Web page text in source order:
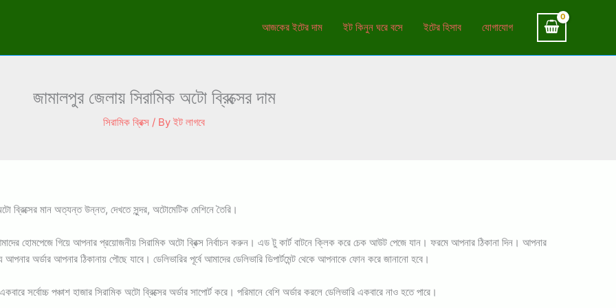
আজকের ইটের দাম ইট কিনুন ঘরে বসে ইটের হিসাব যোগাযোগ
জামালপুর জেলায় সিরামিক অটো ব্রিক্সের দাম
সিরামিক ব্রিক্স / By ইট লাগবে
ব্রিক্সের মান অত্যন্ত উন্নত, দেখতে সুন্দর, অটোমেটিক মেশিনে তৈরি।
হোমপেজে গিয়ে আপনার প্রয়োজনীয় সিরামিক অটো ব্রিক্স নির্বাচন করুন। এড টু কার্ট বাটনে ক্লিক করে চেক আউট পেজে যান। ফরমে আপনার ঠিকানা দিন। আপনার
অর্ডার আপনার ঠিকানায় পৌছে যাবে। ডেলিভারির পূর্বে আমাদের ডেলিভারি ডিপার্টমেন্ট থেকে আপনাকে ফোন করে জানানো হবে।
সর্বোচ্চ পঞ্চাশ হাজার সিরামিক অটো ব্রিক্সের অর্ডার সাপোর্ট করে। পরিমানে বেশি অর্ডার করলে ডেলিভারি একবারে নাও হতে পারে।